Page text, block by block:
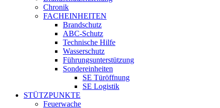
Chronik
FACHEINHEITEN
Brandschutz
ABC-Schutz
Technische Hilfe
Wasserschutz
Führungsunterstützung
Sondereinheiten
SE Türöffnung
SE Logistik
STÜTZPUNKTE
Feuerwache